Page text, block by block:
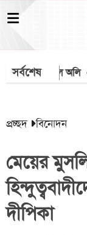
সর্বশেষকর্নেল অলি
প্রচ্ছদ বিনোদন
মেয়ের
দীপিকা